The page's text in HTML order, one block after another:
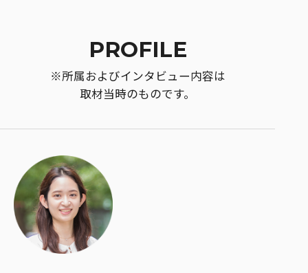
PROFILE
※所属およびインタビュー内容は
取材当時のものです。